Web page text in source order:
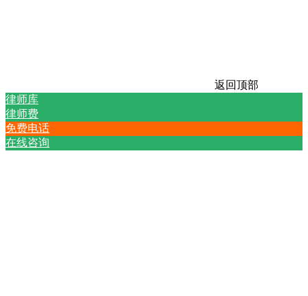
返回顶部
律师库
律师费
免费电话
在线咨询